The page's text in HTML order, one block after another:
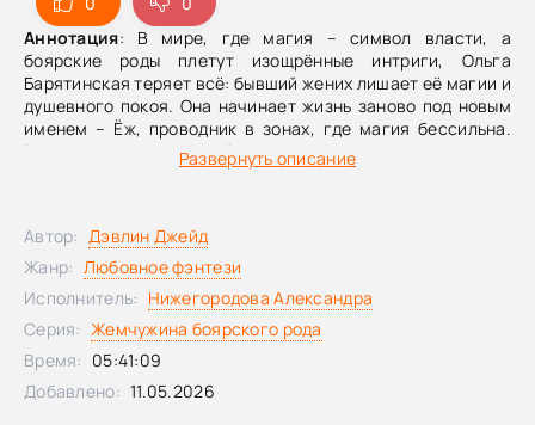
Аннотация: В мире, где магия – символ власти, а
боярские роды плетут изощрённые интриги, Ольга
Барятинская теряет всё: бывший жених лишает её магии и
душевного покоя. Она начинает жизнь заново под новым
именем – Ёж, проводник в зонах, где магия бессильна.
Восточные мотивы, жёсткая иерархия и магические
аномалии создают напряжённый фон для истории о
вокруг сплетается клубок интриг, связанных с древним
пророчеством о «жемчужине», способной изменить
судьбу целого рода.
Развернуть описание
Автор: Дэвлин Джейд
Жанр: Любовное фэнтези
Исполнитель: Нижегородова Александра
Серия: Жемчужина боярского рода
Время: 05:41:09
Добавлено: 11.05.2026